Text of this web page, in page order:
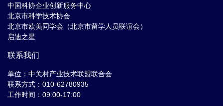
中国科协企业创新服务中心
北京市科学技术协会
北京市欧美同学会（北京市留学人员联谊会）
启迪之星
联系我们
单位：中关村产业技术联盟联合会
联系方式：010-62780935
工作时间：09:00-17:00